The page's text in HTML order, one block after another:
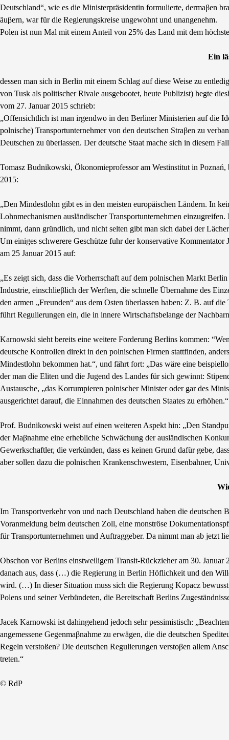
Deutschland“, wie es die Ministerpräsidentin formulierte, dermaβen
äuβern, war für die Regierungskreise ungewohnt und unangenehm.
Polen ist nun Mal mit einem Anteil von 25% das Land mit dem
Ein
dessen man sich in Berlin mit einem Schlag auf diese Weise zu
von Tusk als politischer Rivale ausgebootet, heute Publizist) hegte
vom 27. Januar 2015 schrieb:
„Offensichtlich ist man irgendwo in den Berliner Ministerien auf die
polnische) Transportunternehmer von den deutschen Straβen zu
Deutschen zu überlassen. Der deutsche Staat mache sich in diesem
Tomasz Budnikowski, Ökonomieprofessor am Westinstitut in
2015:
„Den Mindestlohn gibt es in den meisten europäischen Ländern. In
Lohnmechanismen ausländischer Transportunternehmen
nimmt, dann gründlich, und nicht selten gibt man sich dabei der
Um einiges schwerere Geschütze fuhr der konservative
am 25 Januar 2015 auf:
„Es zeigt sich, dass die Vorherrschaft auf dem polnischen Markt
Industrie, einschlieβlich der Werften, die schnelle Übernahme des
den armen „Freunden“ aus dem Osten überlassen haben: Z. B. auf
führt Regulierungen ein, die in innere Wirtschaftsbelange der
Karnowski sieht bereits eine weitere Forderung Berlins kommen:
deutsche Kontrollen direkt in den polnischen Firmen stattfinden,
Mindestlohn bekommen hat.“, und fährt fort: „Das wäre eine
der man die Eliten und die Jugend des Landes für sich gewinnt:
Austausche, „das Korrumpieren polnischer Minister oder gar des
ausgerichtet darauf, die Einnahmen des deutschen Staates zu erhöhen.“
Prof. Budnikowski weist auf einen weiteren Aspekt hin: „Den
der Maβnahme eine erhebliche Schwächung der ausländischen
Gewerkschaftler, die verkünden, dass es keinen Grund dafür gebe,
aber sollen dazu die polnischen Krankenschwestern, Eisenbahner,
Im Transportverkehr von und nach Deutschland haben die deutschen
Voranmeldung beim deutschen Zoll, eine monströse
für Transportunternehmen und Auftraggeber. Da nimmt man ab jetzt
Obschon vor Berlins einstweiligem Transit-Rückzieher am 30. Januar
danach aus, dass (…) die Regierung in Berlin Höflichkeit und den
wird. (…) In dieser Situation muss sich die Regierung Kopacz
Polens und seiner Verbündeten, die Bereitschaft Berlins
Jacek Karnowski ist dahingehend jedoch sehr pessimistisch:
angemessene Gegenmaβnahme zu erwägen, die die deutschen
Regeln verstoßen? Die deutschen Regulierungen verstoβen allem
treten.“
© RdP